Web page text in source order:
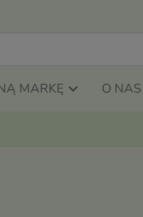
MARKĘ O NAS